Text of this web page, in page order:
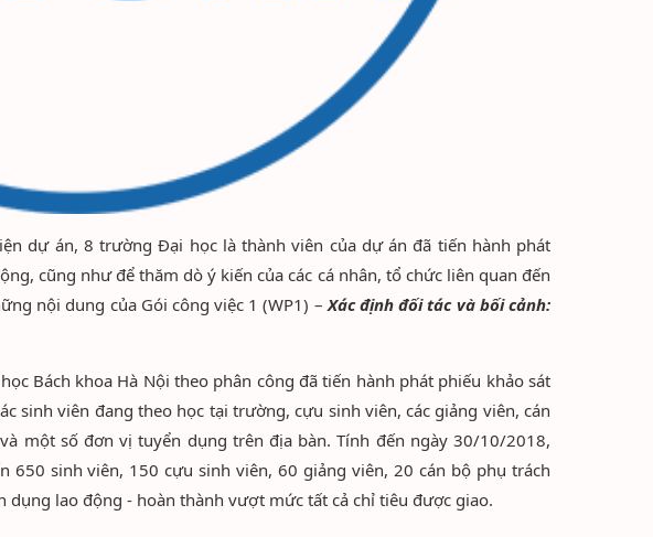
dự án, 8 trường Đại học là thành viên của dự án đã tiến hành phát
cũng như để thăm dò ý kiến của các cá nhân, tổ chức liên quan đến
nội dung của Gói công việc 1 (WP1) –Xác định đối tác và bối cảnh:
Bách khoa Hà Nội theo phân công đã tiến hành phát phiếu khảo sát
sinh viên đang theo học tại trường, cựu sinh viên, các giảng viên, cán
một số đơn vị tuyển dụng trên địa bàn. Tính đến ngày 30/10/2018,
650 sinh viên, 150 cựu sinh viên, 60 giảng viên, 20 cán bộ phụ trách
dụng lao động - hoàn thành vượt mức tất cả chỉ tiêu được giao.